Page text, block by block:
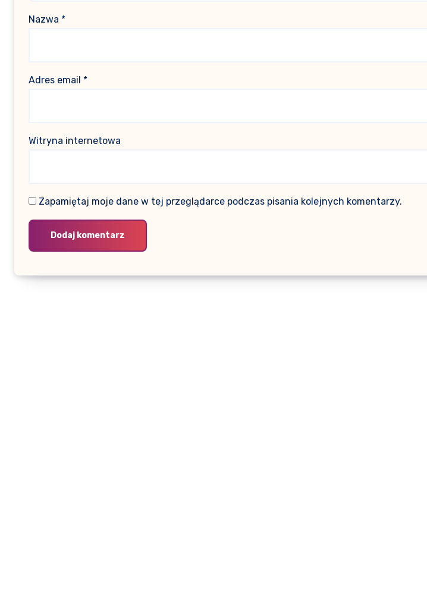
Nazwa *
Adres email *
Witryna internetowa
Zapamiętaj moje dane w tej przeglądarce podczas pisania kolejnych komentarzy.